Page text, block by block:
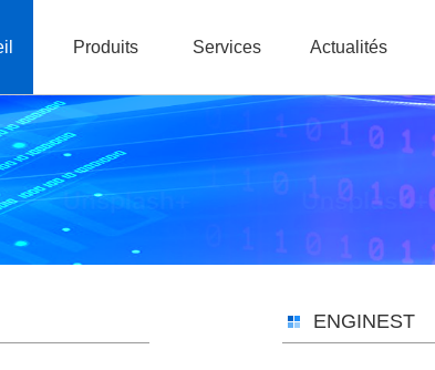
Produits Services Actualités
ENGINEST